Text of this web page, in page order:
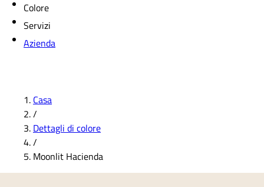
Colore
Servizi
Azienda
Casa
/
Dettagli di colore
/
Moonlit Hacienda